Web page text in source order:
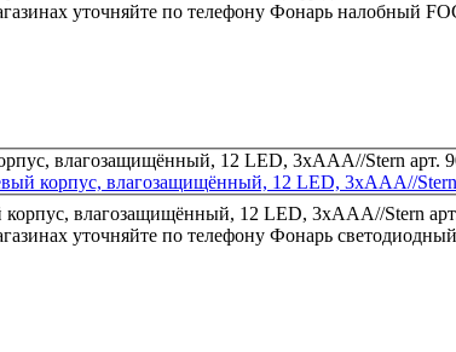
уточняйте по телефону Фонарь налобный
корпус, влагозащищённый, 12 LED, 3хААА//Stern
уточняйте по телефону Фонарь